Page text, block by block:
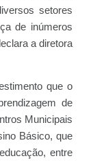
setores
de inúmeros
a diretora
que o
de
Municipais
Básico, que
entre